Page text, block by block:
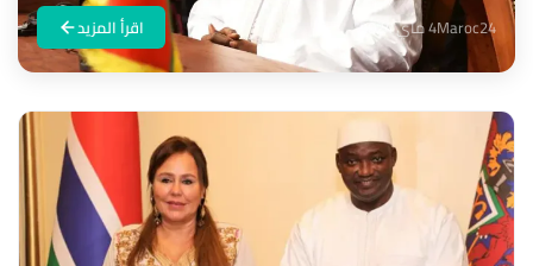
Maroc244 ماي 2024 اقرأ المزيد